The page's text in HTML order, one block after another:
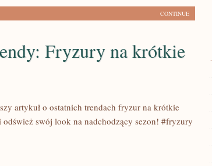
CONTINUE
Fryzury na krótkie
artykuł o ostatnich trendach fryzur na krótkie
odśwież swój look na nadchodzący sezon! #fryzury